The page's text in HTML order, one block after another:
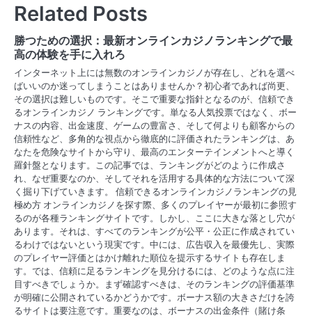
n
a
v
i
g
a
t
i
o
n
Related Posts
勝つための選択：最新オンラインカジノランキングで最
高の体験を手に入れろ
インターネット上には無数のオンラインカジノが存在し、どれを選べ
ばいいのか迷ってしまうことはありませんか？初心者であれば尚更、
その選択は難しいものです。そこで重要な指針となるのが、信頼でき
るオンラインカジノ ランキングです。単なる人気投票ではなく、ボー
ナスの内容、出金速度、ゲームの豊富さ、そして何よりも顧客からの
信頼性など、多角的な視点から徹底的に評価されたランキングは、あ
なたを危険なサイトから守り、最高のエンターテインメントへと導く
羅針盤となります。この記事では、ランキングがどのように作成さ
れ、なぜ重要なのか、そしてそれを活用する具体的な方法について深
く掘り下げていきます。 信頼できるオンラインカジノランキングの見
極め方 オンラインカジノを探す際、多くのプレイヤーが最初に参照す
るのが各種ランキングサイトです。しかし、ここに大きな落とし穴が
あります。それは、すべてのランキングが公平・公正に作成されてい
るわけではないという現実です。中には、広告収入を最優先し、実際
のプレイヤー評価とはかけ離れた順位を提示するサイトも存在しま
す。では、信頼に足るランキングを見分けるには、どのような点に注
目すべきでしょうか。まず確認すべきは、そのランキングの評価基準
が明確に公開されているかどうかです。ボーナス額の大きさだけを誇
るサイトは要注意です。重要なのは、ボーナスの出金条件（賭け条